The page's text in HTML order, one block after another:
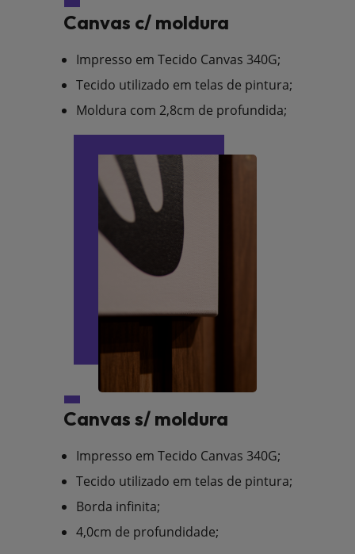
Canvas c/ moldura
Impresso em Tecido Canvas 340G;
Tecido utilizado em telas de pintura;
Moldura com 2,8cm de profundida;
Canvas s/ moldura
Impresso em Tecido Canvas 340G;
Tecido utilizado em telas de pintura;
Borda infinita;
4,0cm de profundidade;